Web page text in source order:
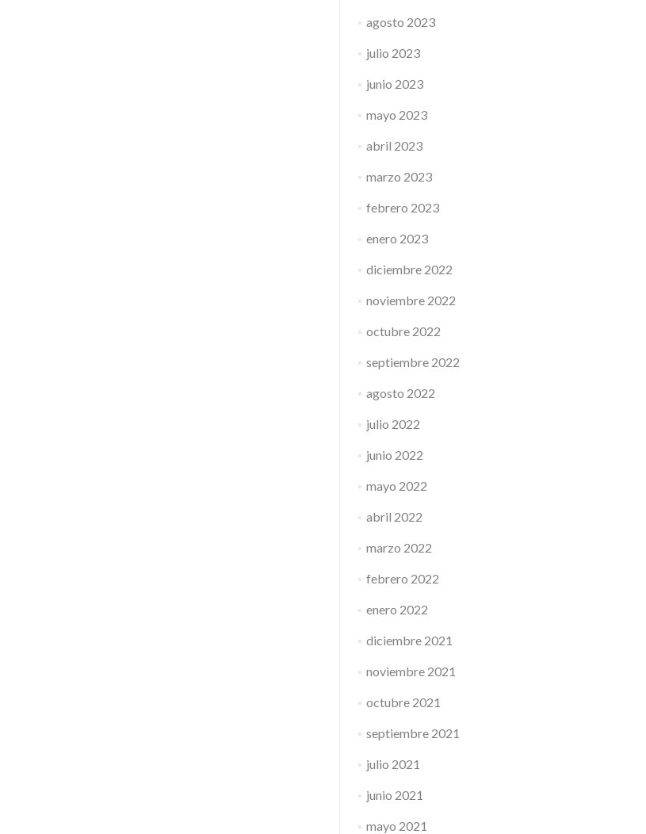
agosto 2023
julio 2023
junio 2023
mayo 2023
abril 2023
marzo 2023
febrero 2023
enero 2023
diciembre 2022
noviembre 2022
octubre 2022
septiembre 2022
agosto 2022
julio 2022
junio 2022
mayo 2022
abril 2022
marzo 2022
febrero 2022
enero 2022
diciembre 2021
noviembre 2021
octubre 2021
septiembre 2021
julio 2021
junio 2021
mayo 2021